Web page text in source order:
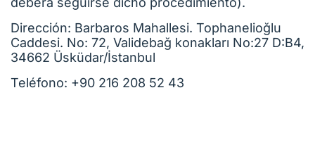
Dirección: Barbaros Mahallesi. Tophanelioğlu
Caddesi. No: 72, Validebağ konakları No:27 D:B4,
34662 Üsküdar/İstanbul
Teléfono: +90 216 208 52 43